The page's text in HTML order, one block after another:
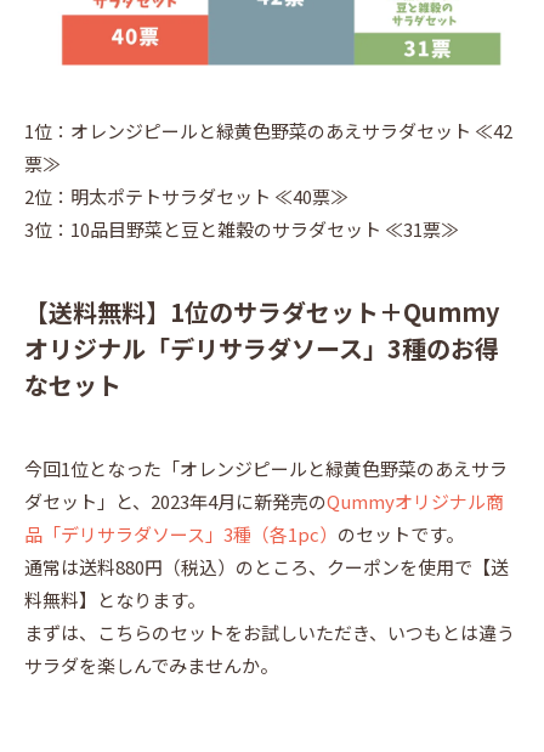
1位：オレンジピールと緑黄色野菜のあえサラダセット ≪42
票≫
2位：明太ポテトサラダセット ≪40票≫
3位：10品目野菜と豆と雑穀のサラダセット ≪31票≫
【送料無料】1位のサラダセット＋Qummy
オリジナル「デリサラダソース」3種のお得
なセット
今回1位となった「オレンジピールと緑黄色野菜のあえサラ
ダセット」と、2023年4月に新発売のQummyオリジナル商
品「デリサラダソース」3種（各1pc） のセットです。
通常は送料880円（税込）のところ、クーポンを使用で【送
料無料】となります。
まずは、こちらのセットをお試しいただき、いつもとは違う
サラダを楽しんでみませんか。